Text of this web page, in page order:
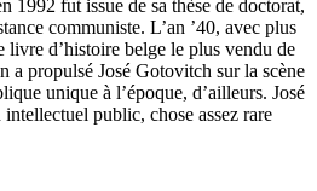
1992 fut issue de sa thèse de doctorat,
communiste. L’an ’40, avec plus
livre d’histoire belge le plus vendu de
a propulsé José Gotovitch sur la scène
unique à l’époque, d’ailleurs. José
public, chose assez rare